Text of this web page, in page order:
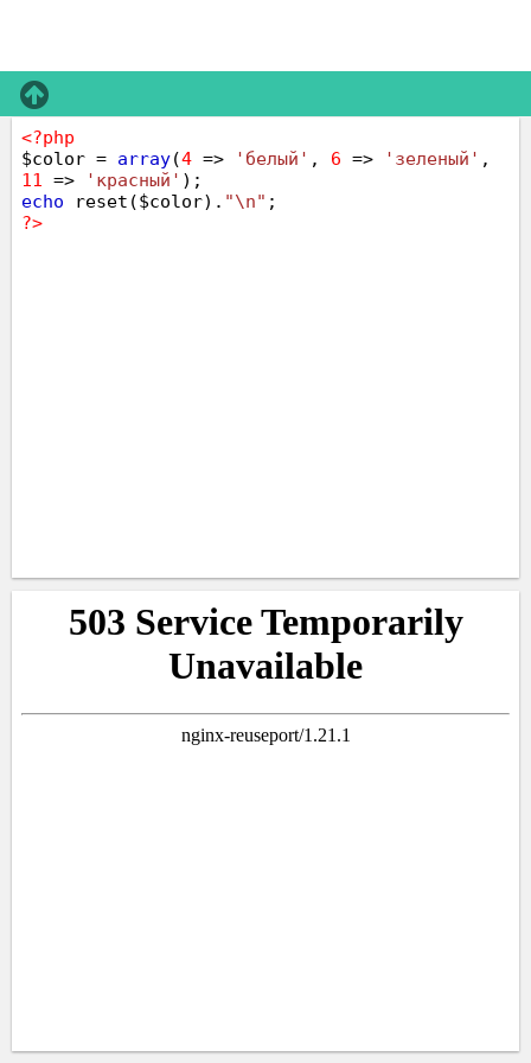
<?php
$color = array(4 => 'белый' , 6 => 'зеленый' ,
11 => 'красный' );
echo reset($color). "\n" ;
?>